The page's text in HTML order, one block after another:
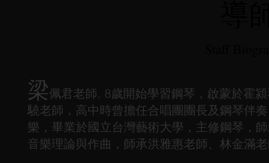
梁佩君老師, 8歲開始學習鋼琴，啟蒙於霍
驍老師，高中時曾擔任合唱團團長及鋼琴伴
樂，畢業於國立台灣藝術大學，主修鋼琴，
音樂理論與作曲，師承洪雅惠老師、林金滿